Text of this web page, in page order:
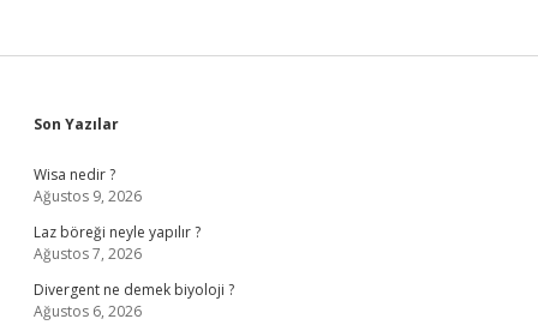
Sidebar
Son Yazılar
Wisa nedir ?
Ağustos 9, 2026
Laz böreği neyle yapılır ?
Ağustos 7, 2026
Divergent ne demek biyoloji ?
Ağustos 6, 2026